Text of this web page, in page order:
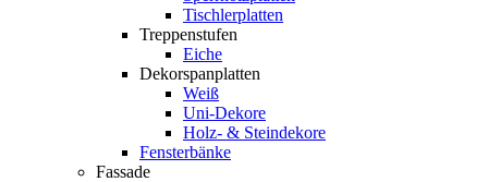
Tischlerplatten
Treppenstufen
Eiche
Dekorspanplatten
Weiß
Uni-Dekore
Holz- & Steindekore
Fensterbänke
Fassade